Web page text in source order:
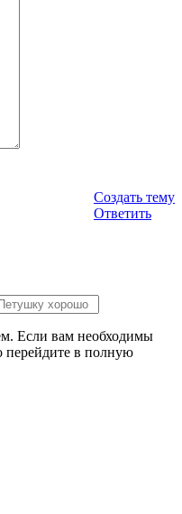
Создать тему
Ответить
Если вам необходимы
перейдите в полную